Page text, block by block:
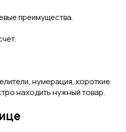
преимущества.
нумерация, короткие
находить нужный товар.